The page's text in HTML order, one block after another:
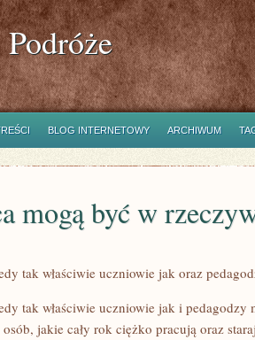
BLOG INTERNETOWY ARCHIWUM
mogą być w
tak właściwie uczniowie jak oraz
tak właściwie uczniowie jak i pedagodzy
jakie cały rok ciężko pracują oraz